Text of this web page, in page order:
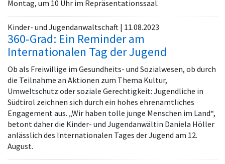
Montag, um 10 Uhr im Repräsentationssaal.
Kinder- und Jugendanwaltschaft | 11.08.2023
360-Grad: Ein Reminder am
Internationalen Tag der Jugend
Ob als Freiwillige im Gesundheits- und Sozialwesen, ob durch
die Teilnahme an Aktionen zum Thema Kultur,
Umweltschutz oder soziale Gerechtigkeit: Jugendliche in
Südtirol zeichnen sich durch ein hohes ehrenamtliches
Engagement aus. „Wir haben tolle junge Menschen im Land“,
betont daher die Kinder- und Jugendanwältin Daniela Höller
anlässlich des Internationalen Tages der Jugend am 12.
August.